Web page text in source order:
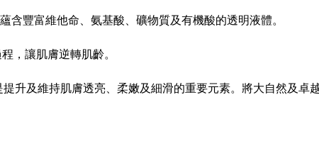
豐富維他命、氨基酸、礦物質及有機酸的透明液體。
，讓肌膚逆轉肌齡。
升及維持肌膚透亮、柔嫩及細滑的重要元素。將大自然及卓